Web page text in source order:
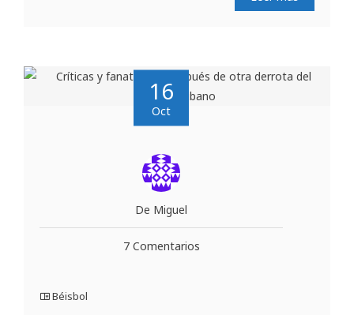
16
Oct
De Miguel
7 Comentarios
Béisbol